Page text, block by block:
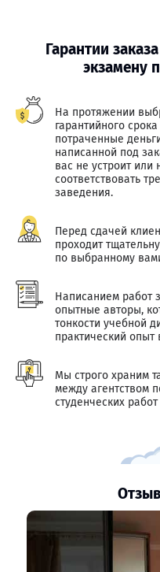
Гарантии
экзамену
На протяжении
гарантийного
потраченные
написанной под
вас не устроит или
соответствовать
заведения.
Перед сдачей
проходит
по выбранному
Написанием работ
опытные авторы,
тонкости учебной
практический опыт
Мы строго храним
между агентством
студенческих